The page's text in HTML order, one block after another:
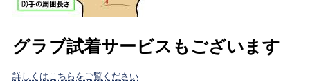
グラブ試着サービスもございます
詳しくはこちらをご覧ください